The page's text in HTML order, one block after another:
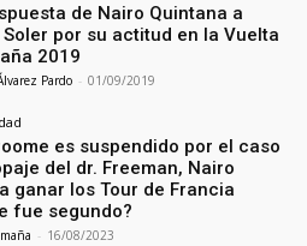
de Nairo Quintana a
por su actitud en la Vuelta
2019
Pardo - 01/09/2019
es suspendido por el caso
del dr. Freeman, Nairo
ganar los Tour de Francia
fue segundo?
- 16/08/2023